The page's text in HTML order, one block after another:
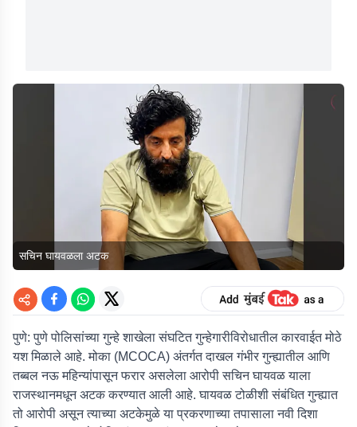
सचिन घायवळला अटक
पुणे:पुणे पोलिसांच्या गुन्हे शाखेला संघटित गुन्हेगारीविरोधातील कारवाईत मोठे
यश मिळाले आहे. मोका (MCOCA) अंतर्गत दाखल गंभीर गुन्ह्यातील आणि
तब्बल नऊ महिन्यांपासून फरार असलेला आरोपी सचिन घायवळ याला
राजस्थानमधून अटक करण्यात आली आहे. घायवळ टोळीशी संबंधित गुन्ह्यात
तो आरोपी असून त्याच्या अटकेमुळे या प्रकरणाच्या तपासाला नवी दिशा